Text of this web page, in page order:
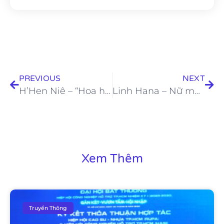
PREVIOUS
H’Hen Niê – “Hoa hậu shipper” trong mùa dịch
NEXT
Linh Hana – Nữ model siêu quyến rũ cùng nhiều hoài bão
Xem Thêm
Truyền Thông